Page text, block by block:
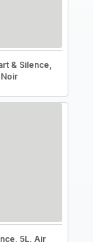
& Silence,
5L, Air